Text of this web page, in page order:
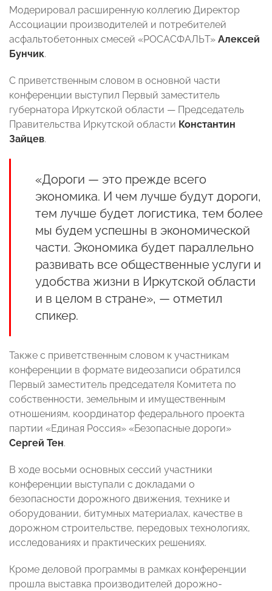
Модерировал расширенную коллегию Директор
Ассоциации производителей и потребителей
асфальтобетонных смесей «РОСАСФАЛЬТ» Алексей
Бунчик.
С приветственным словом в основной части
конференции выступил Первый заместитель
губернатора Иркутской области — Председатель
Правительства Иркутской области Константин
Зайцев.
«Дороги — это прежде всего
экономика. И чем лучше будут дороги,
тем лучше будет логистика, тем более
мы будем успешны в экономической
части. Экономика будет параллельно
развивать все общественные услуги и
удобства жизни в Иркутской области
и в целом в стране», — отметил
спикер.
Также с приветственным словом к участникам
конференции в формате видеозаписи обратился
Первый заместитель председателя Комитета по
собственности, земельным и имущественным
отношениям, координатор федерального проекта
партии «Единая Россия» «Безопасные дороги»
Сергей Тен.
В ходе восьми основных сессий участники
конференции выступали с докладами о
безопасности дорожного движения, технике и
оборудовании, битумных материалах, качестве в
дорожном строительстве, передовых технологиях,
исследованиях и практических решениях.
Кроме деловой программы в рамках конференции
прошла выставка производителей дорожно-